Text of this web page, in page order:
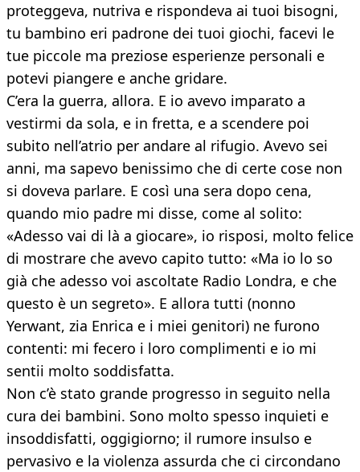
proteggeva, nutriva e rispondeva ai tuoi bisogni,
tu bambino eri padrone dei tuoi giochi, facevi le
tue piccole ma preziose esperienze personali e
potevi piangere e anche gridare.
C’era la guerra, allora. E io avevo imparato a
vestirmi da sola, e in fretta, e a scendere poi
subito nell’atrio per andare al rifugio. Avevo sei
anni, ma sapevo benissimo che di certe cose non
si doveva parlare. E così una sera dopo cena,
quando mio padre mi disse, come al solito:
«Adesso vai di là a giocare», io risposi, molto felice
di mostrare che avevo capito tutto: «Ma io lo so
già che adesso voi ascoltate Radio Londra, e che
questo è un segreto». E allora tutti (nonno
Yerwant, zia Enrica e i miei genitori) ne furono
contenti: mi fecero i loro complimenti e io mi
sentii molto soddisfatta.
Non c’è stato grande progresso in seguito nella
cura dei bambini. Sono molto spesso inquieti e
insoddisfatti, oggigiorno; il rumore insulso e
pervasivo e la violenza assurda che ci circondano